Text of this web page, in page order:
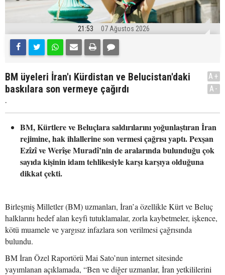
21:53 07 Ağustos 2026
BM üyeleri İran'ı Kürdistan ve Belucistan'daki
baskılara son vermeye çağırdı
.
A+
A-
BM, Kürtlere ve Beluçlara saldırılarını yoğunlaştıran İran
rejimine, hak ihlallerine son vermesi çağrısı yaptı. Pexşan
Ezîzî ve Werîşe Muradî’nin de aralarında bulunduğu çok
sayıda kişinin idam tehlikesiyle karşı karşıya olduğuna
dikkat çekti.
Birleşmiş Milletler (BM) uzmanları, İran’a özellikle Kürt ve Beluç
halklarını hedef alan keyfi tutuklamalar, zorla kaybetmeler, işkence,
kötü muamele ve yargısız infazlara son verilmesi çağrısında
bulundu.
BM İran Özel Raportörü Mai Sato’nun internet sitesinde
yayımlanan açıklamada, “Ben ve diğer uzmanlar, İran yetkililerini